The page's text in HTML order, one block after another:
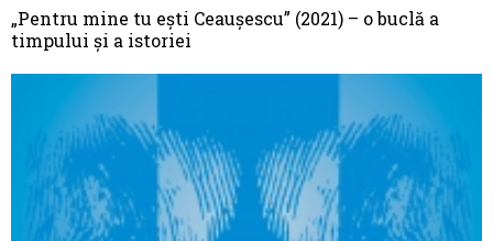
„Pentru mine tu ești Ceaușescu” (2021) – o buclă a
timpului și a istoriei